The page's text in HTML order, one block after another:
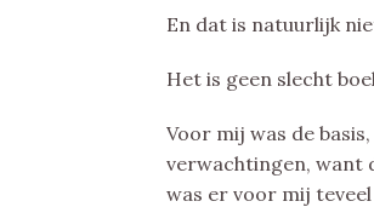
En dat is natuurlijk
Het is geen slecht
Voor mij was de
verwachtingen, want
was er voor mij